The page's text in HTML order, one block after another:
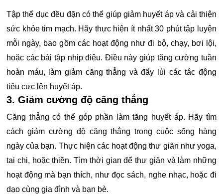
Tập thể dục đều đặn có thể giúp giảm huyết áp và cải thiện
sức khỏe tim mạch. Hãy thực hiện ít nhất 30 phút tập luyện
mỗi ngày, bao gồm các hoạt động như đi bộ, chạy, bơi lội,
hoặc các bài tập nhịp điệu. Điều này giúp tăng cường tuần
hoàn máu, làm giảm căng thẳng và đẩy lùi các tác động
tiêu cực lên huyết áp.
3. Giảm cường độ căng thẳng
Căng thẳng có thể góp phần làm tăng huyết áp. Hãy tìm
cách giảm cường độ căng thẳng trong cuộc sống hàng
ngày của bạn. Thực hiện các hoạt động thư giãn như yoga,
tai chi, hoặc thiền. Tìm thời gian để thư giãn và làm những
hoạt động mà bạn thích, như đọc sách, nghe nhạc, hoặc đi
dạo cùng gia đình và bạn bè.